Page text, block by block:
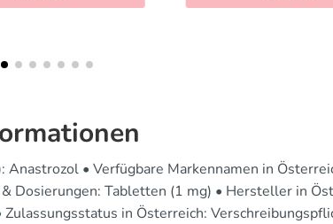
• Verfügbare Markennamen in
Dosierungen: Tabletten (1 mg) • Hersteller in
in Österreich: